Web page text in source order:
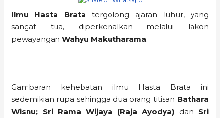
Ilmu Hasta Brata tergolong ajaran luhur, yang
sangat tua, diperkenalkan melalui lakon
pewayanganWahyu Makutharama.
Gambaran kehebatan ilmu Hasta Brata ini
sedemikian rupa sehingga dua orang titisan Bathara
Wisnu; Sri Rama Wijaya (Raja Ayodya) dan Sri